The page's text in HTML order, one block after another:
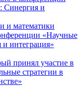
и математики
«Научные
интеграция»